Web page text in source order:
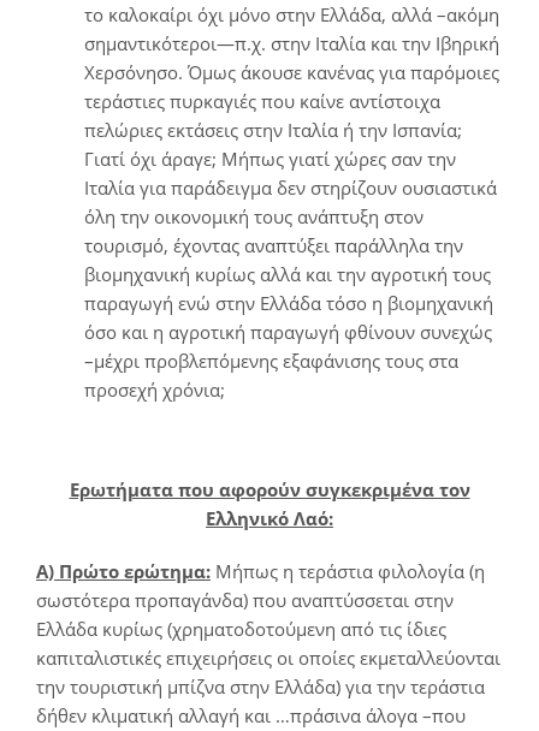
το καλοκαίρι όχι μόνο στην Ελλάδα, αλλά –ακόμη
σημαντικότεροι—π.χ. στην Ιταλία και την Ιβηρική
Xερσόνησο. Όμως άκουσε κανένας για παρόμοιες
τεράστιες πυρκαγιές που καίνε αντίστοιχα
πελώριες εκτάσεις στην Ιταλία ή την Ισπανία;
Γιατί όχι άραγε; Μήπως γιατί χώρες σαν την
Ιταλία για παράδειγμα δεν στηρίζουν ουσιαστικά
όλη την οικονομική τους ανάπτυξη στον
τουρισμό, έχοντας αναπτύξει παράλληλα την
βιομηχανική κυρίως αλλά και την αγροτική τους
παραγωγή ενώ στην Ελλάδα τόσο η βιομηχανική
όσο και η αγροτική παραγωγή φθίνουν συνεχώς
–μέχρι προβλεπόμενης εξαφάνισης τους στα
προσεχή χρόνια;
Ερωτήματα που αφορούν συγκεκριμένα τον
Ελληνικό Λαό:
Α) Πρώτο ερώτημα: Μήπως η τεράστια φιλολογία (η
σωστότερα προπαγάνδα) που αναπτύσσεται στην
Ελλάδα κυρίως (χρηματοδοτούμενη από τις ίδιες
καπιταλιστικές επιχειρήσεις οι οποίες εκμεταλλεύονται
την τουριστική μπίζνα στην Ελλάδα) για την τεράστια
δήθεν κλιματική αλλαγή και …πράσινα άλογα –που